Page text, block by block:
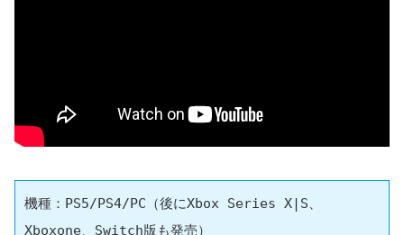
機種：PS5/PS4/PC（後にXbox Series X|S、
Xboxone、Switch版も発売）